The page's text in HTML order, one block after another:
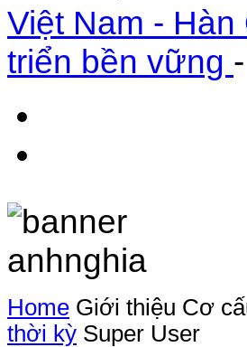
Việt Nam -
triển bền vững
Home Giới thiệu Cơ
thời kỳ Super User